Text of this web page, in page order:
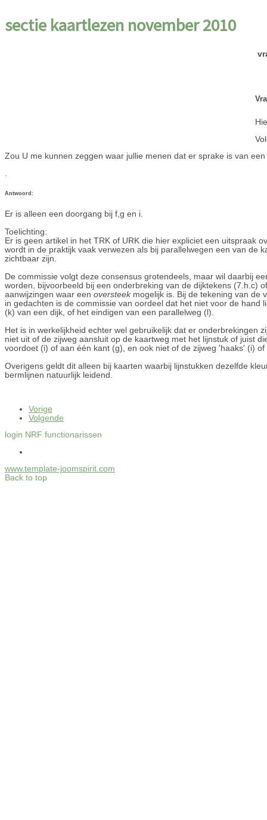
sectie kaartlezen november 2010
Zou U me kunnen zeggen waar jullie menen dat er sprake is van
.
Antwoord:
Er is alleen een doorgang bij f,g en i.
Toelichting:
Er is geen artikel in het TRK of URK die hier expliciet een uitspraak
wordt in de praktijk vaak verwezen als bij parallelwegen een van de
zichtbaar zijn.
De commissie volgt deze consensus grotendeels, maar wil daarbij
worden, bijvoorbeeld bij een onderbreking van de dijktekens (7.h.c)
aanwijzingen waar een oversteek mogelijk is. Bij de tekening van de
in gedachten is de commissie van oordeel dat het niet voor de
(k) van een dijk, of het eindigen van een parallelweg (l).
Het is in werkelijkheid echter wel gebruikelijk dat er onderbrekingen
niet uit of de zijweg aansluit op de kaartweg met het lijnstuk of juist
voordoet (i) of aan één kant (g), en ook niet of de zijweg 'haaks' (i)
Overigens geldt dit alleen bij kaarten waarbij lijnstukken dezelfde
bermlijnen natuurlijk leidend.
Vorige
Volgende
login NRF functionarissen
www.template-joomspirit.com
Back to top